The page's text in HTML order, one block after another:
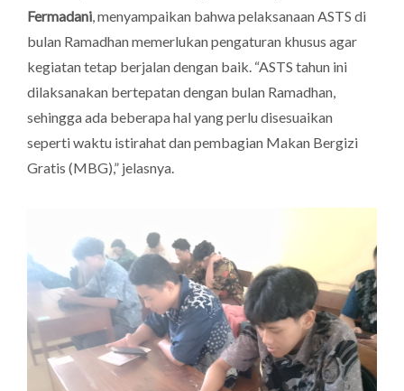
Fermadani , menyampaikan bahwa pelaksanaan ASTS di
bulan Ramadhan memerlukan pengaturan khusus agar
kegiatan tetap berjalan dengan baik. “ASTS tahun ini
dilaksanakan bertepatan dengan bulan Ramadhan,
sehingga ada beberapa hal yang perlu disesuaikan
seperti waktu istirahat dan pembagian Makan Bergizi
Gratis (MBG),” jelasnya.